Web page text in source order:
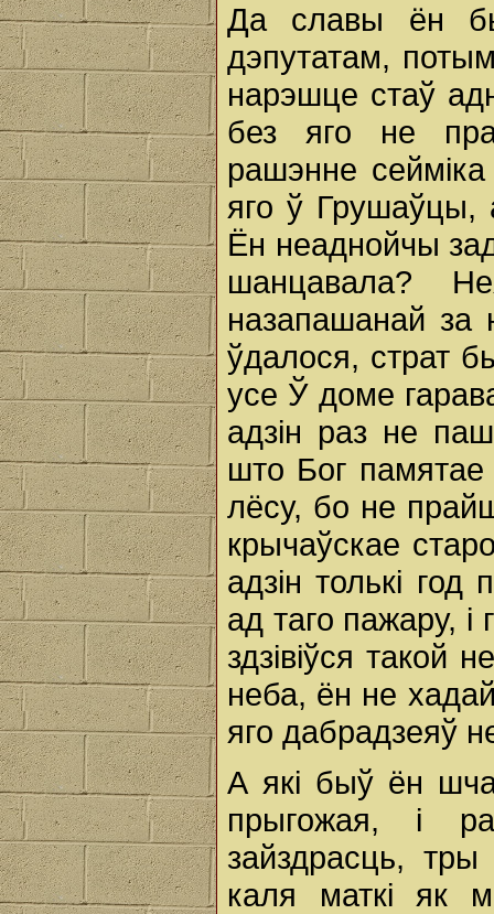
Да славы ён
дэпутатам,
нарэшце стаў
без яго не
рашэнне
яго ў Грушаўцы,
Ён неаднойчы
шанцавала?
назапашанай за
ўдалося, страт
усе Ў доме
адзін раз не
што Бог
лёсу, бо не
крычаўскае
адзін толькі
ад таго пажару, i
здзівіўся такой
неба, ён не
яго дабрадзеяў
А які быў ён
прыгожая, i
зайздрасць, тры
каля маткі як